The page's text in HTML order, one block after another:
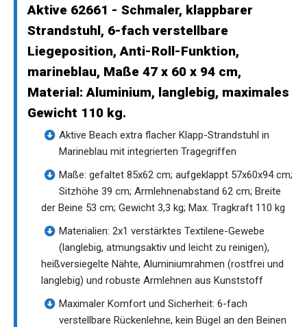
Aktive 62661 - Schmaler, klappbarer
Strandstuhl, 6-fach verstellbare
Liegeposition, Anti-Roll-Funktion,
marineblau, Maße 47 x 60 x 94 cm,
Material: Aluminium, langlebig, maximales
Gewicht 110 kg.
Aktive Beach extra flacher Klapp-Strandstuhl in
Marineblau mit integrierten Tragegriffen
Maße: gefaltet 85x62 cm; aufgeklappt 57x60x94 cm;
Sitzhöhe 39 cm; Armlehnenabstand 62 cm; Breite
der Beine 53 cm; Gewicht 3,3 kg; Max. Tragkraft 110 kg
Materialien: 2x1 verstärktes Textilene-Gewebe
(langlebig, atmungsaktiv und leicht zu reinigen),
heißversiegelte Nähte, Aluminiumrahmen (rostfrei und
langlebig) und robuste Armlehnen aus Kunststoff
Maximaler Komfort und Sicherheit: 6-fach
verstellbare Rückenlehne, kein Bügel an den Beinen